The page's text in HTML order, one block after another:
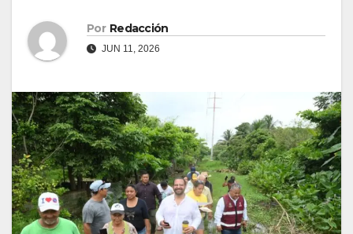
Por Redacción
JUN 11, 2026